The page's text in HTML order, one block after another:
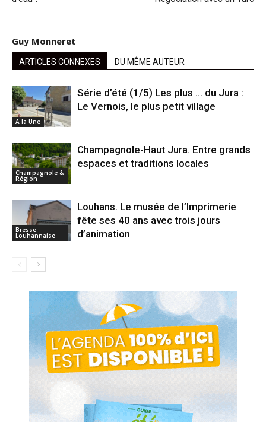
Guy Monneret
ARTICLES CONNEXES DU MÊME AUTEUR
A la Une
Série d’été (1/5) Les plus … du Jura :
Le Vernois, le plus petit village
Champagnole &
Région
Champagnole-Haut Jura. Entre grands
espaces et traditions locales
Bresse
Louhannaise
Louhans. Le musée de l’Imprimerie
fête ses 40 ans avec trois jours
d’animation